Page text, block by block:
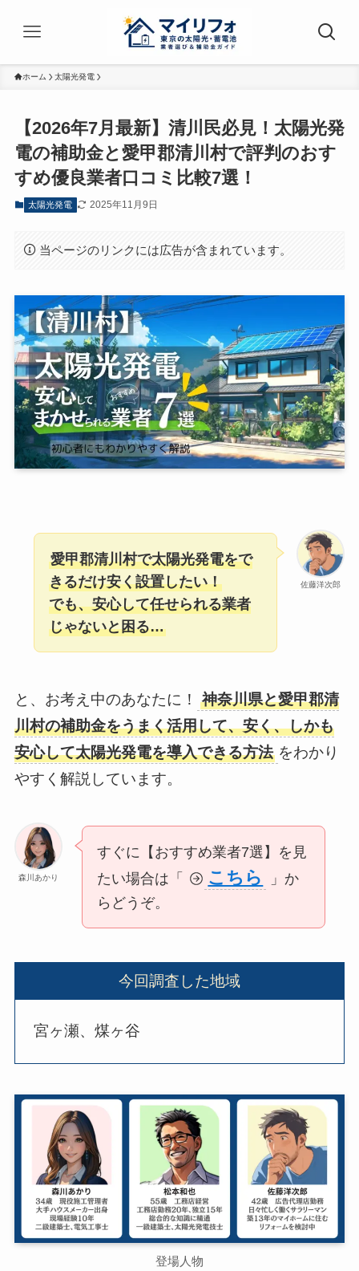
ホーム 太陽光発電
【2026年7月最新】清川民必見！太陽光発
電の補助金と愛甲郡清川村で評判のおす
すめ優良業者口コミ比較7選！
太陽光発電 2025年11月9日
当ページのリンクには広告が含まれています。
佐藤洋次郎
愛甲郡清川村で太陽光発電をで
きるだけ安く設置したい！
でも、安心して任せられる業者
じゃないと困る…
と、お考え中のあなたに！
神奈川県と愛甲郡清
川村の補助金をうまく活用して、安く、しかも
安心して太陽光発電を導入できる方法 をわかり
やすく解説しています。
森川あかり
すぐに【おすすめ業者7選】を見
たい場合は「
こちら
」か
らどうぞ。
今回調査した地域
宮ヶ瀬、煤ヶ谷
登場人物